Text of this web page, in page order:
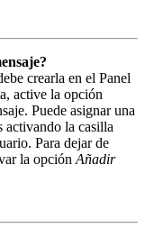
crearla en el Panel
active la opción
Puede asignar una
activando la casilla
Para dejar de
la opción Añadir